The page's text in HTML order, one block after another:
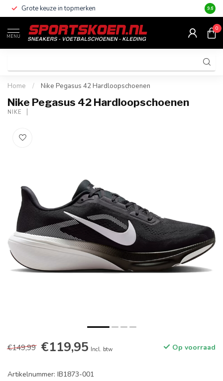
Grote keuze in topmerken Altijd
9.6
MENU
0
Home / Nike Pegasus 42 Hardloopschoenen
Nike Pegasus 42 Hardloopschoenen
NIKE
€149,99 €119,95 Incl. btw Op voorraad
Artikelnummer: IB1873-001